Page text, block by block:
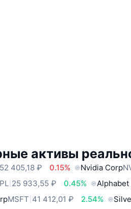
активы
405,18 ₽ 0.15% Nvidia Corp
25 933,55 ₽ 0.45% Alphabet
MSFT 41 412,01 ₽ 2.54%